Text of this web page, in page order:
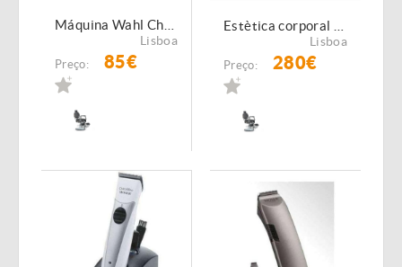
Lisboa
Preço: 85€
Lisboa
Preço: 280€